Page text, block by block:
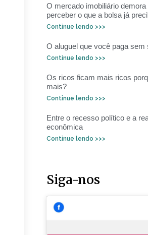
O mercado imobiliário demora
perceber o que a bolsa já
Continue lendo >>>
O aluguel que você paga sem
Continue lendo >>>
Os ricos ficam mais ricos
mais?
Continue lendo >>>
Entre o recesso político e a
econômica
Continue lendo >>>
Siga-nos